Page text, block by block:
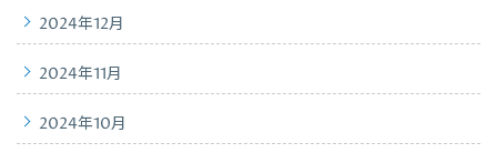
2024年12月
2024年11月
2024年10月